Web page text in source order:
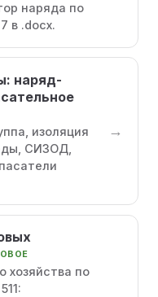
наряда по
в .docx.
наряд-
изоляция
СИЗОД,
→
хозяйства по